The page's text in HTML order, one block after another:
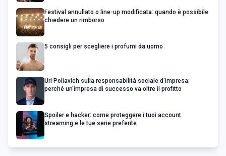
Festival annullato o line-up modificata: quando è possibile
chiedere un rimborso
5 consigli per scegliere i profumi da uomo
Uri Poliavich sulla responsabilità sociale d’impresa:
perché un’impresa di successo va oltre il profitto
Spoiler e hacker: come proteggere i tuoi account
streaming e le tue serie preferite